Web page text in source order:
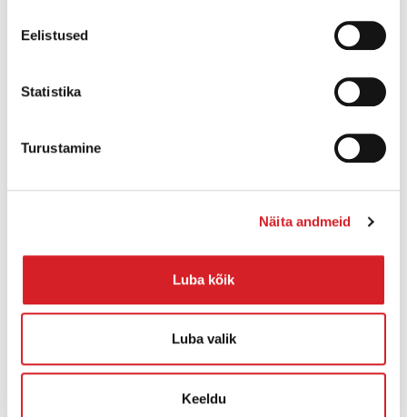
Eelistused
Statistika
Turustamine
Näita andmeid
Luba kõik
Luba valik
Keeldu
Tsentrifugaaljõud: 3,47 kN
Pinge: 42 V, 3∼